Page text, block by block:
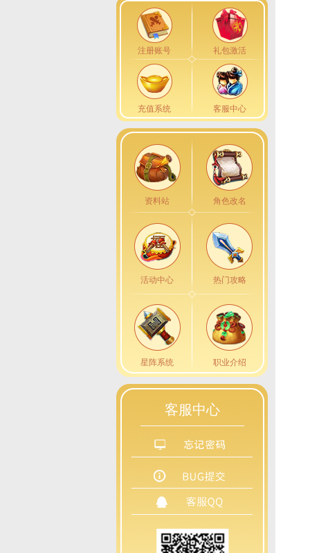
注册账号 礼包激活
充值系统 客服中心
资料站 角色改名
活动中心 热门攻略
星阵系统 职业介绍
客服中心